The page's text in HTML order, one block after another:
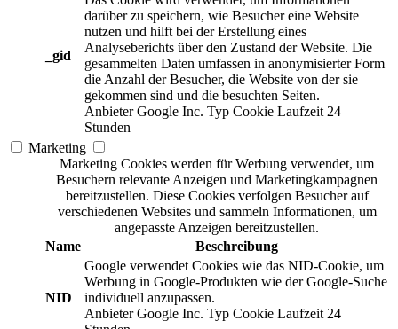
_gid
darüber zu speichern, wie Besucher eine Website
nutzen und hilft bei der Erstellung eines
Analyseberichts über den Zustand der Website. Die
gesammelten Daten umfassen in anonymisierter Form
die Anzahl der Besucher, die Website von der sie
gekommen sind und die besuchten Seiten.
Anbieter Google Inc. Typ Cookie Laufzeit 24
Stunden
Marketing
Marketing Cookies werden für Werbung verwendet, um
Besuchern relevante Anzeigen und Marketingkampagnen
bereitzustellen. Diese Cookies verfolgen Besucher auf
verschiedenen Websites und sammeln Informationen, um
angepasste Anzeigen bereitzustellen.
Name
Beschreibung
NID
Google verwendet Cookies wie das NID-Cookie, um
Werbung in Google-Produkten wie der Google-Suche
individuell anzupassen.
Anbieter Google Inc. Typ Cookie Laufzeit 24